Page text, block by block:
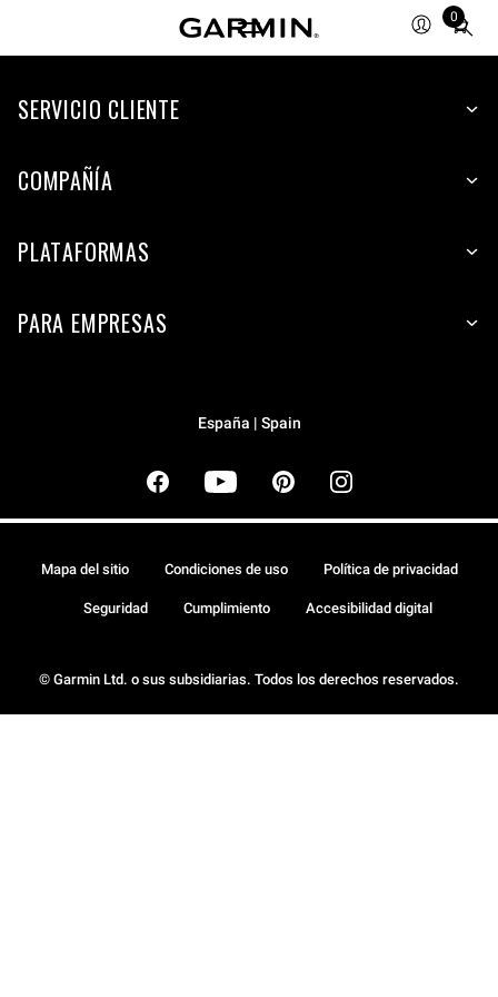
0
Total
SERVICIO CLIENTE
COMPAÑÍA
PLATAFORMAS
PARA EMPRESAS
España | Spain
© Garmin Ltd. o sus subsidiarias. Todos los derechos reservados.
Mapa del sitio Condiciones de uso Política de privacidad
Seguridad Cumplimiento Accesibilidad digital